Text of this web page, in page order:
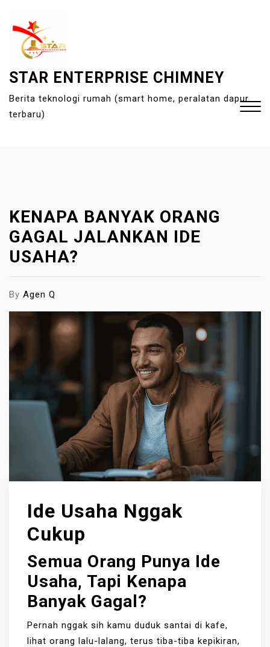
STAR ENTERPRISE CHIMNEY
Berita teknologi rumah (smart home, peralatan dapur
terbaru)
KENAPA BANYAK ORANG
GAGAL JALANKAN IDE
USAHA?
By Agen Q
Ide Usaha Nggak
Cukup
Semua Orang Punya Ide
Usaha, Tapi Kenapa
Banyak Gagal?
Pernah nggak sih kamu duduk santai di kafe,
lihat orang lalu-lalang, terus tiba-tiba kepikiran,